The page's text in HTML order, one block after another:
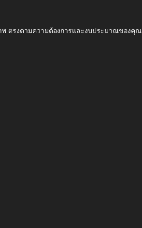
พ ตรงตามความต้องการและงบประมาณของคุณ